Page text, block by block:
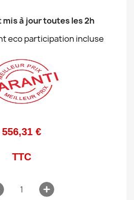
mis à jour toutes les 2h
eco participation incluse
556,31 €
TTC